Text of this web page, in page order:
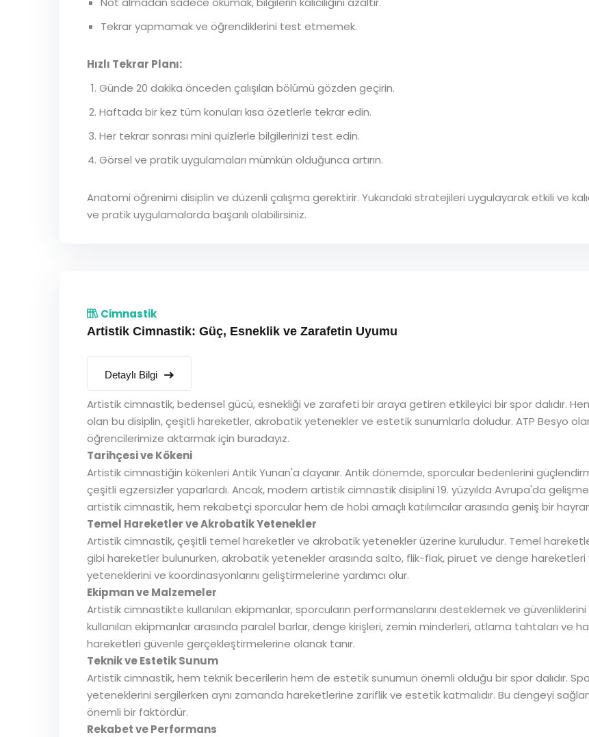
Tekrar yapmamak ve öğrendiklerini test etmemek.
Hızlı Tekrar Planı:
Günde 20 dakika önceden çalışılan bölümü gözden geçirin.
Haftada bir kez tüm konuları kısa özetlerle tekrar edin.
Her tekrar sonrası mini quizlerle bilgilerinizi test edin.
Görsel ve pratik uygulamaları mümkün olduğunca artırın.
Anatomi öğrenimi disiplin ve düzenli çalışma gerektirir. Yukarıdaki stratejileri uygulayarak etkili ve
ve pratik uygulamalarda başarılı olabilirsiniz.
Cimnastik
Artistik Cimnastik: Güç, Esneklik ve Zarafetin Uyumu
Detaylı Bilgi
Artistik cimnastik, bedensel gücü, esnekliği ve zarafeti bir araya getiren etkileyici bir spor dalıdır.
olan bu disiplin, çeşitli hareketler, akrobatik yetenekler ve estetik sunumlarla doludur. ATP Besyo
öğrencilerimize aktarmak için buradayız.
Tarihçesi ve Kökeni
Artistik cimnastiğin kökenleri Antik Yunan'a dayanır. Antik dönemde, sporcular bedenlerini
çeşitli egzersizler yaparlardı. Ancak, modern artistik cimnastik disiplini 19. yüzyılda Avrupa'da
artistik cimnastik, hem rekabetçi sporcular hem de hobi amaçlı katılımcılar arasında geniş bir
Temel Hareketler ve Akrobatik Yetenekler
Artistik cimnastik, çeşitli temel hareketler ve akrobatik yetenekler üzerine kuruludur. Temel
gibi hareketler bulunurken, akrobatik yetenekler arasında salto, flik-flak, piruet ve denge hareketleri
yeteneklerini ve koordinasyonlarını geliştirmelerine yardımcı olur.
Ekipman ve Malzemeler
Artistik cimnastikte kullanılan ekipmanlar, sporcuların performanslarını desteklemek ve güvenliklerini
kullanılan ekipmanlar arasında paralel barlar, denge kirişleri, zemin minderleri, atlama tahtaları ve
hareketleri güvenle gerçekleştirmelerine olanak tanır.
Teknik ve Estetik Sunum
Artistik cimnastik, hem teknik becerilerin hem de estetik sunumun önemli olduğu bir spor dalıdır.
yeteneklerini sergilerken aynı zamanda hareketlerine zariflik ve estetik katmalıdır. Bu dengeyi
önemli bir faktördür.
Rekabet ve Performans